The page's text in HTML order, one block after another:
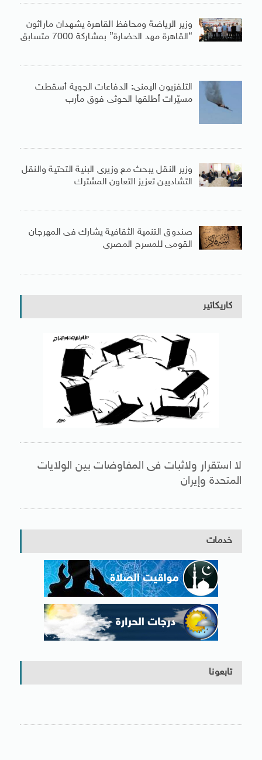
وزير الرياضة ومحافظ القاهرة يشهدان ماراثون
“القاهرة مهد الحضارة” بمشاركة 7000 متسابق
التلفزيون اليمنى: الدفاعات الجوية أسقطت
مسيّرات أطلقها الحوثى فوق مأرب
وزير النقل يبحث مع وزيرى البنية التحتية والنقل
التشاديين تعزيز التعاون المشترك
صندوق التنمية الثقافية يشارك فى المهرجان
القومى للمسرح المصرى
كاريكاتير
لا استقرار ولاثبات فى المفاوضات بين الولايات
المتحدة وإيران
خدمات
تابعونا